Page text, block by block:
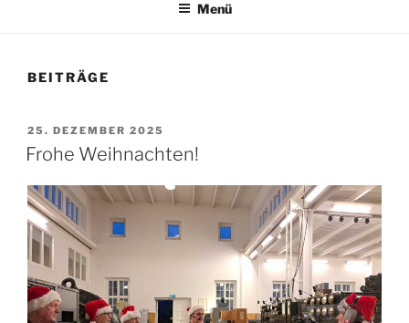
Menü
BEITRÄGE
VERÖFFENTLICHT
AM
25. DEZEMBER 2025
Frohe Weihnachten!